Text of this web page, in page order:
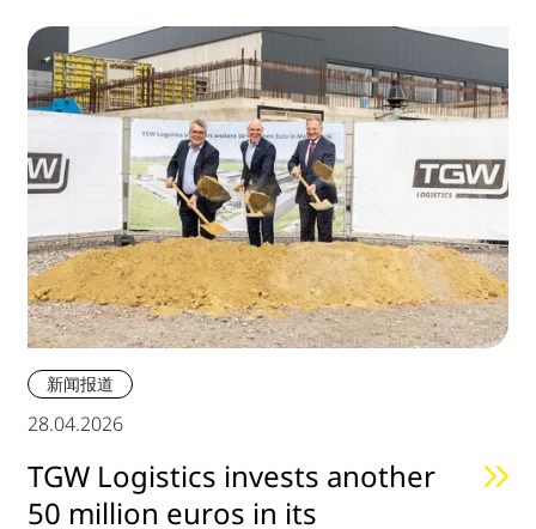
新闻报道
28.04.2026
TGW Logistics invests another
50 million euros in its